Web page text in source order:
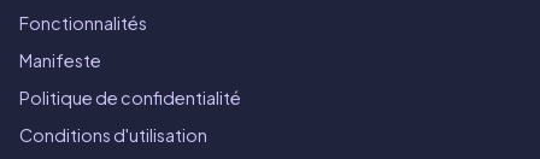
Fonctionnalités
Manifeste
Politique de confidentialité
Conditions d'utilisation